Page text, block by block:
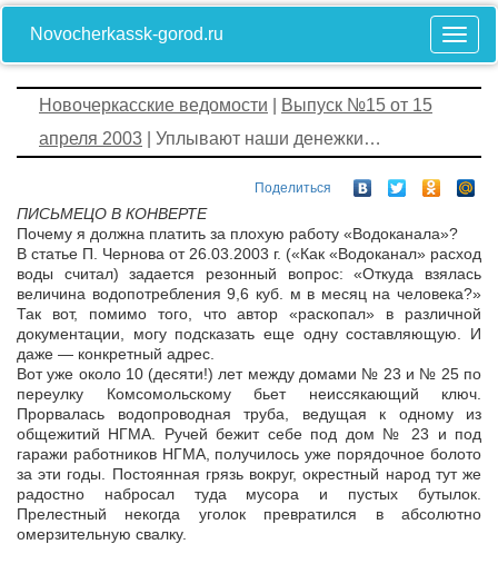
Novocherkassk-gorod.ru
Новочеркасские ведомости
Выпуск №15 от 15
апреля 2003 | Уплывают наши денежки…
Поделиться
ПИСЬМЕЦО В КОНВЕРТЕ
Почему я должна платить за плохую работу «Водоканала»?
В статье П. Чернова от 26.03.2003 г. («Как «Водоканал» расход
воды считал) задается резонный вопрос: «Откуда взялась
величина водопотребления 9,6 куб. м в месяц на человека?»
Так вот, помимо того, что автор «раскопал» в различной
документации, могу подсказать еще одну составляющую. И
даже — конкретный адрес.
Вот уже около 10 (десяти!) лет между домами № 23 и № 25 по
переулку Комсомольскому бьет неиссякающий ключ.
Прорвалась водопроводная труба, ведущая к одному из
общежитий НГМА. Ручей бежит себе под дом № 23 и под
гаражи работников НГМА, получилось уже порядочное болото
за эти годы. Постоянная грязь вокруг, окрестный народ тут же
радостно набросал туда мусора и пустых бутылок.
Прелестный некогда уголок превратился в абсолютно
омерзительную свалку.